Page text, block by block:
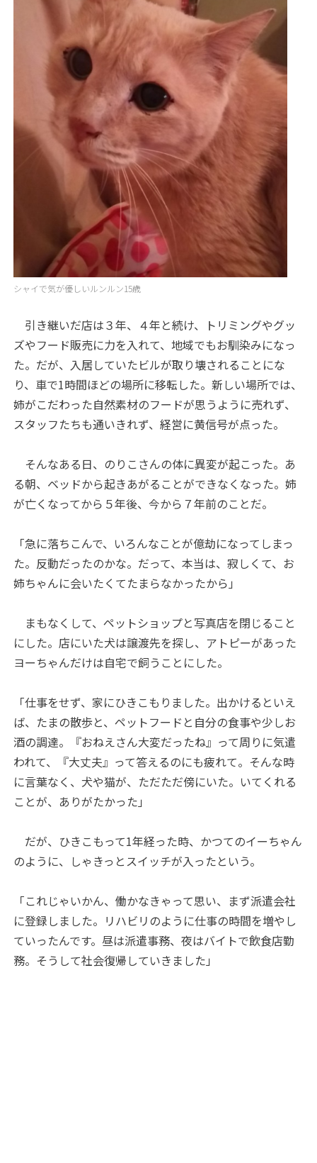
シャイで気が優しいルンルン15歳
引き継いだ店は３年、４年と続け、トリミングやグッ
ズやフード販売に力を入れて、地域でもお馴染みになっ
た。だが、入居していたビルが取り壊されることにな
り、車で1時間ほどの場所に移転した。新しい場所では、
姉がこだわった自然素材のフードが思うように売れず、
スタッフたちも通いきれず、経営に黄信号が点った。
そんなある日、のりこさんの体に異変が起こった。あ
る朝、ベッドから起きあがることができなくなった。姉
が亡くなってから５年後、今から７年前のことだ。
「急に落ちこんで、いろんなことが億劫になってしまっ
た。反動だったのかな。だって、本当は、寂しくて、お
姉ちゃんに会いたくてたまらなかったから」
まもなくして、ペットショップと写真店を閉じること
にした。店にいた犬は譲渡先を探し、アトピーがあった
ヨーちゃんだけは自宅で飼うことにした。
「仕事をせず、家にひきこもりました。出かけるといえ
ば、たまの散歩と、ペットフードと自分の食事や少しお
酒の調達。『おねえさん大変だったね』って周りに気遣
われて、『大丈夫』って答えるのにも疲れて。そんな時
に言葉なく、犬や猫が、ただただ傍にいた。いてくれる
ことが、ありがたかった」
だが、ひきこもって1年経った時、かつてのイーちゃん
のように、しゃきっとスイッチが入ったという。
「これじゃいかん、働かなきゃって思い、まず派遣会社
に登録しました。リハビリのように仕事の時間を増やし
ていったんです。昼は派遣事務、夜はバイトで飲食店勤
務。そうして社会復帰していきました」